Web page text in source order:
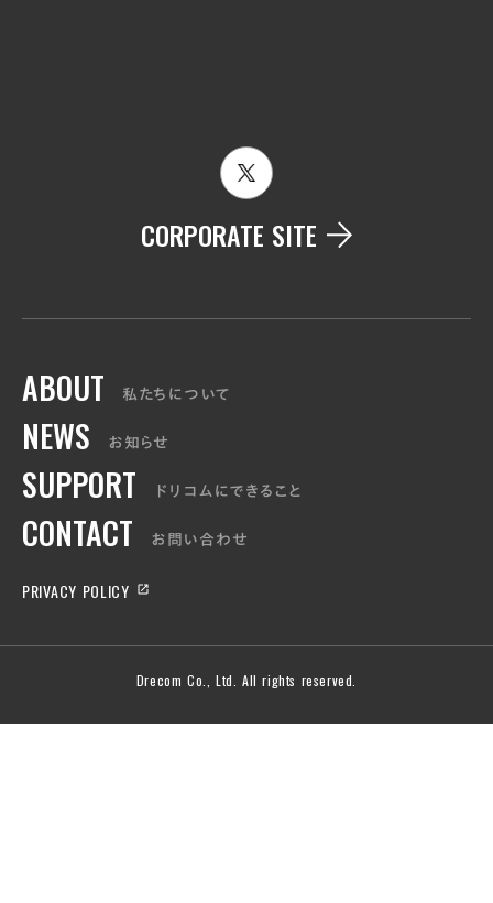
CORPORATE SITE
ABOUT 私たちについて
NEWS お知らせ
SUPPORT ドリコムにできること
CONTACT お問い合わせ
PRIVACY POLICY launch
Drecom Co., Ltd. All rights reserved.